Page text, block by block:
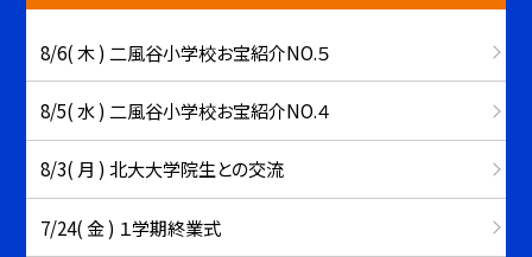
8/6( 木 ) 二風谷小学校お宝紹介NO.５
8/5( 水 ) 二風谷小学校お宝紹介NO.４
8/3( 月 ) 北大大学院生との交流
7/24( 金 ) １学期終業式